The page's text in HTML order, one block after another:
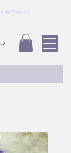
de "Extras"!